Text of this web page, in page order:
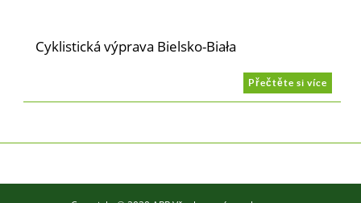
Cyklistická výprava Bielsko-Biała
Přečtěte si více